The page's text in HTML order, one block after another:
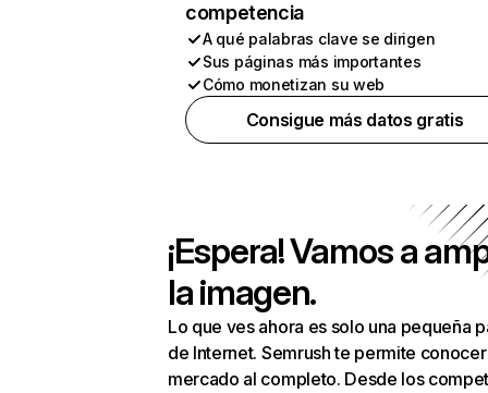
competencia
A qué palabras clave se dirigen
Sus páginas más importantes
Cómo monetizan su web
Consigue más datos gratis
¡Espera! Vamos a
la imagen.
Lo que ves ahora es solo una pequeña
de Internet. Semrush te permite
mercado al completo. Desde los